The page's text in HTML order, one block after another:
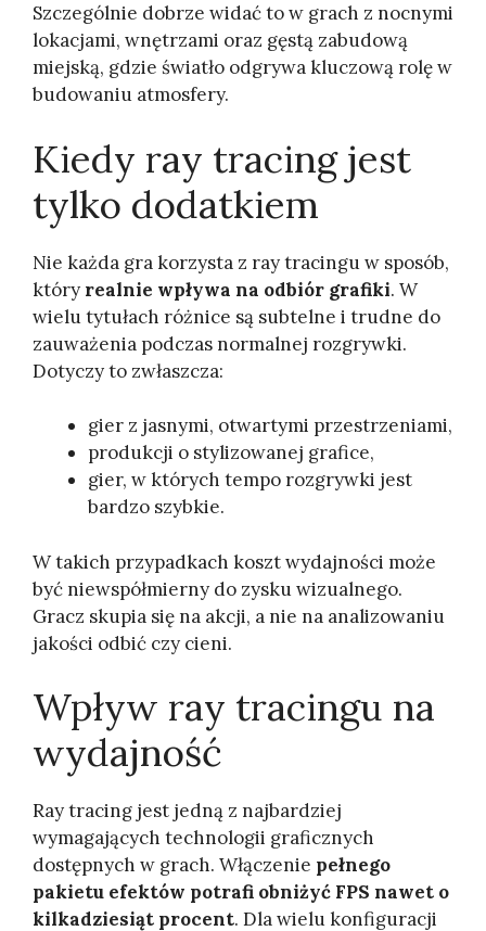
Szczególnie dobrze widać to w grach z nocnymi
lokacjami, wnętrzami oraz gęstą zabudową
miejską, gdzie światło odgrywa kluczową rolę w
budowaniu atmosfery.
Kiedy ray tracing jest
tylko dodatkiem
Nie każda gra korzysta z ray tracingu w sposób,
który realnie wpływa na odbiór grafiki. W
wielu tytułach różnice są subtelne i trudne do
zauważenia podczas normalnej rozgrywki.
Dotyczy to zwłaszcza:
gier z jasnymi, otwartymi przestrzeniami,
produkcji o stylizowanej grafice,
gier, w których tempo rozgrywki jest
bardzo szybkie.
W takich przypadkach koszt wydajności może
być niewspółmierny do zysku wizualnego.
Gracz skupia się na akcji, a nie na analizowaniu
jakości odbić czy cieni.
Wpływ ray tracingu na
wydajność
Ray tracing jest jedną z najbardziej
wymagających technologii graficznych
dostępnych w grach. Włączenie pełnego
pakietu efektów potrafi obniżyć FPS nawet o
kilkadziesiąt procent. Dla wielu konfiguracji